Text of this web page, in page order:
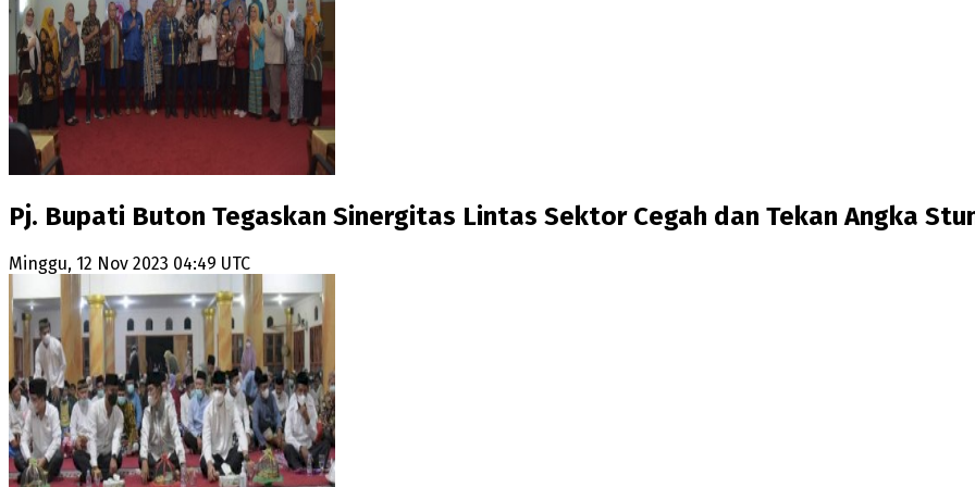
Pj. Bupati Buton Tegaskan Sinergitas Lintas Sektor Cegah dan Tekan Angka
Minggu, 12 Nov 2023 04:49 UTC